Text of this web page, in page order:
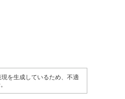
を生成しているため、不適